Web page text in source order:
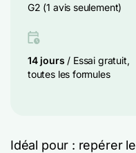
G2 (1 avis seulement)
14 jours / Essai gratuit,
toutes les formules
Idéal pour : repérer